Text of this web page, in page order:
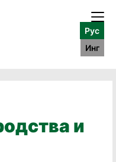
Рус
Инг
и